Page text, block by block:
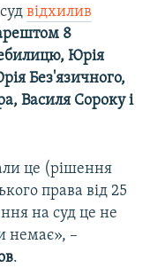
відхилив
8
Юрія
Без'язичного,
Василя Сороку і
це (рішення
права від 25
на суд це не
немає», –
.